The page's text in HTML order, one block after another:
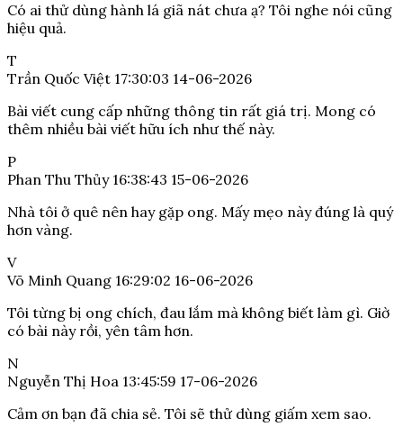
Có ai thử dùng hành lá giã nát chưa ạ? Tôi nghe nói cũng
hiệu quả.
T
Trần Quốc Việt 17:30:03 14-06-2026
Bài viết cung cấp những thông tin rất giá trị. Mong có
thêm nhiều bài viết hữu ích như thế này.
P
Phan Thu Thủy 16:38:43 15-06-2026
Nhà tôi ở quê nên hay gặp ong. Mấy mẹo này đúng là quý
hơn vàng.
V
Võ Minh Quang 16:29:02 16-06-2026
Tôi từng bị ong chích, đau lắm mà không biết làm gì. Giờ
có bài này rồi, yên tâm hơn.
N
Nguyễn Thị Hoa 13:45:59 17-06-2026
Cảm ơn bạn đã chia sẻ. Tôi sẽ thử dùng giấm xem sao.